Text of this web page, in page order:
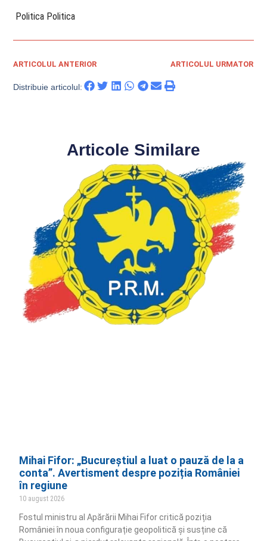
​ Politica Politica
ARTICOLUL ANTERIOR ARTICOLUL URMATOR
Distribuie articolul:
Articole Similare
Mihai Fifor: „Bucureștiul a luat o pauză de la a
conta”. Avertisment despre poziția României
în regiune
10 august 2026
Fostul ministru al Apărării Mihai Fifor critică poziția
României în noua configurație geopolitică și susține că